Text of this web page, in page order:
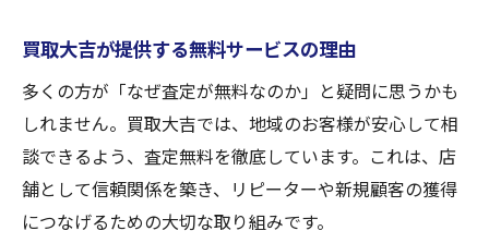
買取大吉が提供する無料サービスの理由
多くの方が「なぜ査定が無料なのか」と疑問に思うかも
しれません。買取大吉では、地域のお客様が安心して相
談できるよう、査定無料を徹底しています。これは、店
舗として信頼関係を築き、リピーターや新規顧客の獲得
につなげるための大切な取り組みです。